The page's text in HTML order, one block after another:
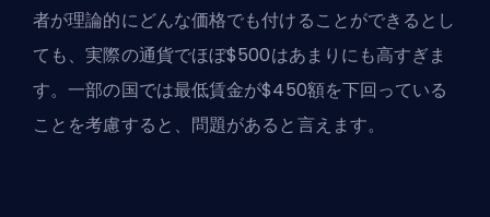
者が理論的にどんな価格でも付けることができるとし
ても、実際の通貨でほぼ$500はあまりにも高すぎま
す。一部の国では最低賃金が$450額を下回っている
ことを考慮すると、問題があると言えます。